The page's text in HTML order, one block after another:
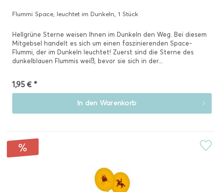
Flummi Space, leuchtet im Dunkeln, 1 Stück
Hellgrüne Sterne weisen Ihnen im Dunkeln den Weg. Bei diesem
Mitgebsel handelt es sich um einen faszinierenden Space-
Flummi, der im Dunkeln leuchtet! Zuerst sind die Sterne des
dunkelblauen Flummis weiß, bevor sie sich in der...
1,95 € *
In den Warenkorb